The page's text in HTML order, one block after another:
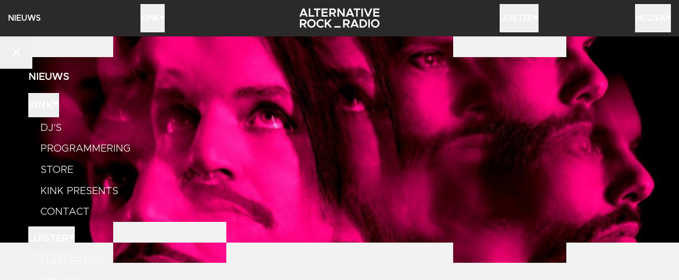
NIEUWS
NIEUWS
DJ'S
PROGRAMMERING
STORE
KINK PRESENTS
CONTACT